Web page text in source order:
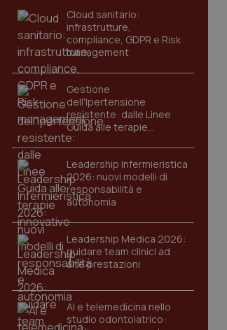
Cloud sanitario:
infrastrutture,
compliance, GDPR e Risk
management
Gestione
dell'Ipertensione
resistente: dalle Linee
Guida alle terapie
innovative
Leadership Infermieristica
2026: nuovi modelli di
responsabilità e
autonomia
Leadership Medica 2026:
guidare team clinici ad
alte prestazioni
AI e telemedicina nello
studio odontoiatrico: